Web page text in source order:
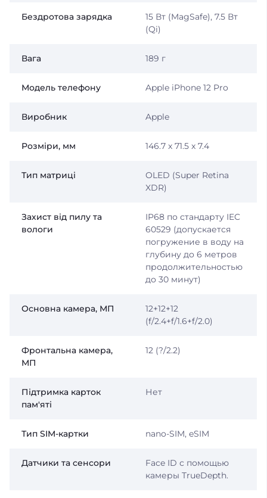
Бездротова зарядка
15 Вт (MagSafe), 7.5 Вт
(Qi)
Вага 189 г
Модель телефону Apple iPhone 12 Pro
Виробник Apple
Розміри, мм 146.7 x 71.5 x 7.4
Тип матриці
OLED (Super Retina
XDR)
Захист від пилу та
вологи
IP68 по стандарту IEC
60529 (допускается
погружение в воду на
глубину до 6 метров
продолжительностью
до 30 минут)
Основна камера, МП
12+12+12
(f/2.4+f/1.6+f/2.0)
Фронтальна камера,
МП
12 (?/2.2)
Підтримка карток
пам'яті
Нет
Тип SIM-картки nano-SIM, eSIM
Датчики та сенсори
Face ID с помощью
камеры TrueDepth.